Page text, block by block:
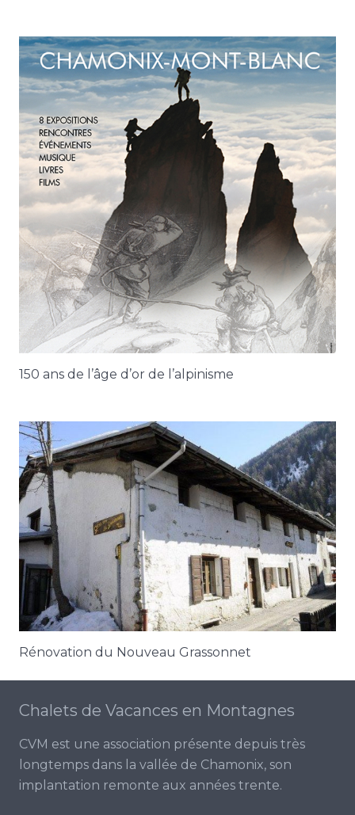
150 ans de l’âge d’or de l’alpinisme
Rénovation du Nouveau Grassonnet
Chalets de Vacances en Montagnes
CVM est une association présente depuis très
longtemps dans la vallée de Chamonix, son
implantation remonte aux années trente.